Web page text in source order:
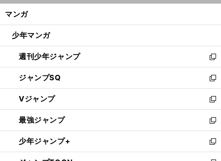
ン
ウ
開
く
マンガ
少年マンガ
週刊少年ジャンプ
新
し
い
ウ
ィ
ン
ド
ウ
で
開
ジャンプSQ
新
し
い
ウ
ィ
ン
ド
ウ
Vジャンプ
新
し
い
ウ
ィ
ン
最強ジャンプ
新
し
い
ウ
少年ジャンプ+
新
し